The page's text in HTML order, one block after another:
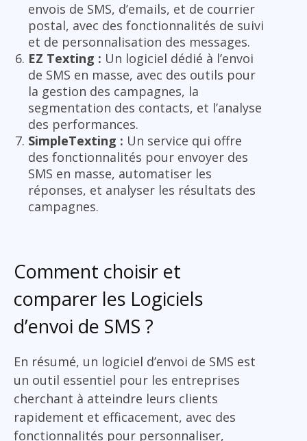
envois de SMS, d’emails, et de courrier
postal, avec des fonctionnalités de suivi
et de personnalisation des messages.
EZ Texting : Un logiciel dédié à l’envoi
de SMS en masse, avec des outils pour
la gestion des campagnes, la
segmentation des contacts, et l’analyse
des performances.
SimpleTexting : Un service qui offre
des fonctionnalités pour envoyer des
SMS en masse, automatiser les
réponses, et analyser les résultats des
campagnes.
Comment choisir et
comparer les Logiciels
d’envoi de SMS ?
En résumé, un logiciel d’envoi de SMS est
un outil essentiel pour les entreprises
cherchant à atteindre leurs clients
rapidement et efficacement, avec des
fonctionnalités pour personnaliser,